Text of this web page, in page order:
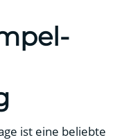
ist eine beliebte